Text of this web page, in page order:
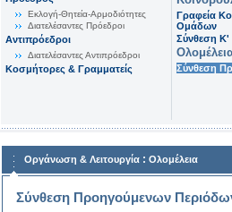
Εκλογή-Θητεία-Αρμοδιότητες
Διατελέσαντες Πρόεδροι
Αντιπρόεδροι
Διατελέσαντες Αντιπρόεδροι
Κοσμήτορες & Γραμματείς
Γραφεία
Ομάδων
Σύνθεση K'
Σύνθεση
Οργάνωση & Λειτουργία : Ολομέλεια
Σύνθεση Προηγούμενων